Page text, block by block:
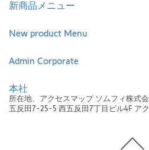
新商品メニュー
New product Menu
Admin Corporate
本社
所在地、アクセスマップ ソムフィ株式
五反田7-25-5 西五反田7丁目ビル4F ア